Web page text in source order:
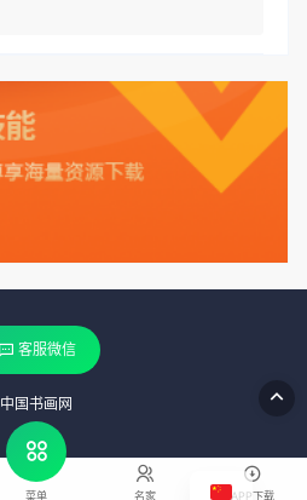
客服微信
中国书画网
菜单 名家 APP下载